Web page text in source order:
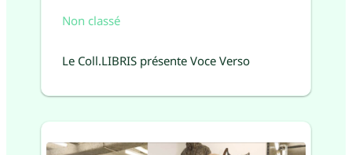
Non classé
Le Coll.LIBRIS présente Voce Verso